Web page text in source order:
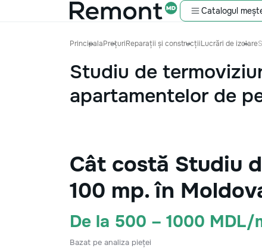
Catalogul
PrincipalaPrețuriReparații și construcțiiLucrări de izolare
Studiu de
apartamentelor de
Cât costă Studiu
100 mp. în
De la 500 – 1000 MDL/
Bazat pe analiza pieței